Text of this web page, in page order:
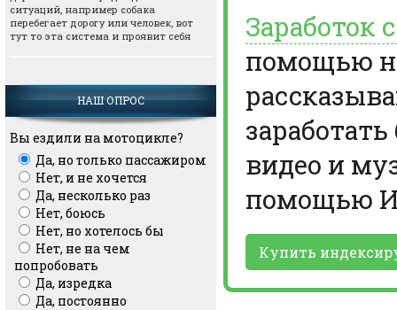
ситуаций, например собака
перебегает дорогу или человек, вот
тут то эта система и проявит себя
НАШ ОПРОС
Вы ездили на мотоцикле?
Да, но только пассажиром
Нет, и не хочется
Да, несколько раз
Нет, боюсь
Нет, но хотелось бы
Нет, не на чем
попробовать
Да, изредка
Да, постоянно
помощью
видео и
помощью
Купить